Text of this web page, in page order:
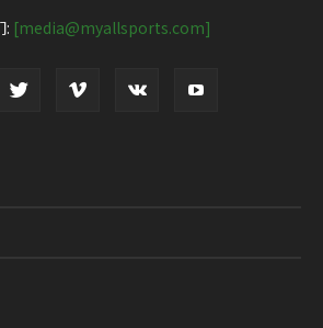
: [media@myallsports.com]